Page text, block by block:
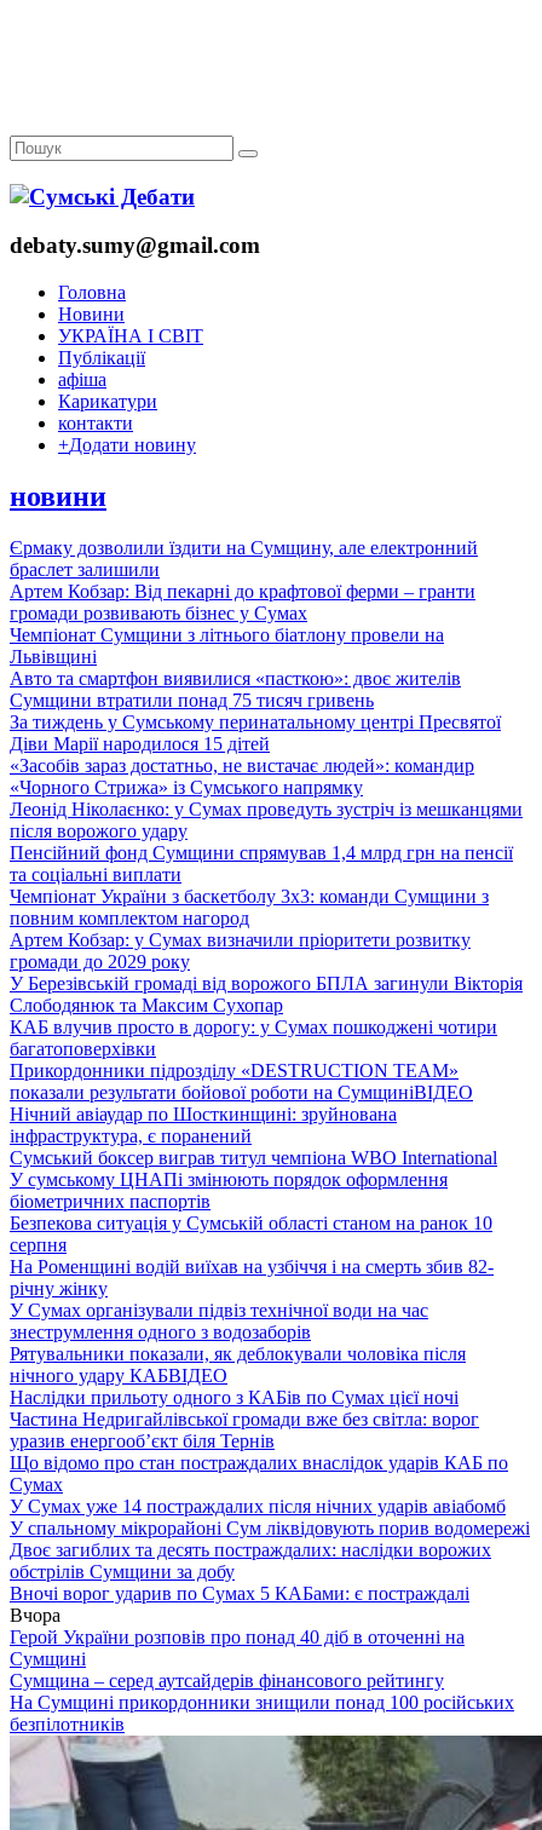
debaty.sumy@gmail.com
Головна
Новини
УКРАЇНА І СВІТ
Публікації
афіша
Карикатури
контакти
+Додати новину
новини
Єрмаку дозволили їздити на Сумщину, але електронний
браслет залишили
Артем Кобзар: Від пекарні до крафтової ферми – гранти
громади розвивають бізнес у Сумах
Чемпіонат Сумщини з літнього біатлону провели на
Львівщині
Авто та смартфон виявилися «пасткою»: двоє жителів
Сумщини втратили понад 75 тисяч гривень
За тиждень у Сумському перинатальному центрі Пресвятої
Діви Марії народилося 15 дітей
«Засобів зараз достатньо, не вистачає людей»: командир
«Чорного Стрижа» із Сумського напрямку
Леонід Ніколаєнко: у Сумах проведуть зустріч із мешканцями
після ворожого удару
Пенсійний фонд Сумщини спрямував 1,4 млрд грн на пенсії
та соціальні виплати
Чемпіонат України з баскетболу 3х3: команди Сумщини з
повним комплектом нагород
Артем Кобзар: у Сумах визначили пріоритети розвитку
громади до 2029 року
У Березівській громаді від ворожого БПЛА загинули Вікторія
Слободянюк та Максим Сухопар
КАБ влучив просто в дорогу: у Сумах пошкоджені чотири
багатоповерхівки
Прикордонники підрозділу «DESTRUCTION TEAM»
показали результати бойової роботи на СумщиніВІДЕО
Нічний авіаудар по Шосткинщині: зруйнована
інфраструктура, є поранений
Сумський боксер виграв титул чемпіона WBO International
У сумському ЦНАПі змінюють порядок оформлення
біометричних паспортів
Безпекова ситуація у Сумській області станом на ранок 10
серпня
На Роменщині водій виїхав на узбіччя і на смерть збив 82-
річну жінку
У Сумах організували підвіз технічної води на час
знеструмлення одного з водозаборів
Рятувальники показали, як деблокували чоловіка після
нічного удару КАБВІДЕО
Наслідки прильоту одного з КАБів по Сумах цієї ночі
Частина Недригайлівської громади вже без світла: ворог
уразив енергооб’єкт біля Тернів
Що відомо про стан постраждалих внаслідок ударів КАБ по
Сумах
У Сумах уже 14 постраждалих після нічних ударів авіабомб
У спальному мікрорайоні Сум ліквідовують порив водомережі
Двоє загиблих та десять постраждалих: наслідки ворожих
обстрілів Сумщини за добу
Вночі ворог ударив по Сумах 5 КАБами: є постраждалі
Вчора
Герой України розповів про понад 40 діб в оточенні на
Сумщині
Сумщина – серед аутсайдерів фінансового рейтингу
На Сумщині прикордонники знищили понад 100 російських
безпілотників